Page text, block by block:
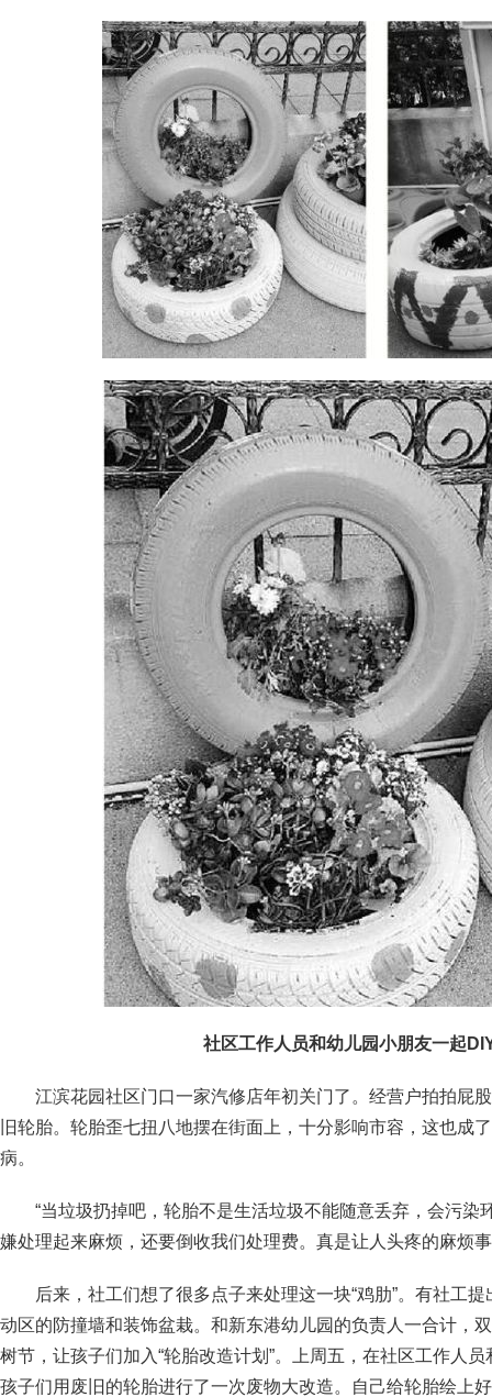
社区工作人员和幼儿园小朋友一起
江滨花园社区门口一家汽修店年初关门了。经营户拍拍屁
旧轮胎。轮胎歪七扭八地摆在街面上，十分影响市容，这也成
病。
“当垃圾扔掉吧，轮胎不是生活垃圾不能随意丢弃，会污染
嫌处理起来麻烦，还要倒收我们处理费。真是让人头疼的麻烦
后来，社工们想了很多点子来处理这一块“鸡肋”。有社工
动区的防撞墙和装饰盆栽。和新东港幼儿园的负责人一合计，
树节，让孩子们加入“轮胎改造计划”。上周五，在社区工作人
孩子们用废旧的轮胎进行了一次废物大改造。自己给轮胎绘上